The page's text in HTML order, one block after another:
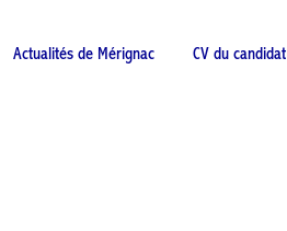
Actualités de Mérignac CV du candidat